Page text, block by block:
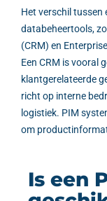
Het verschil tussen
databeheertools,
(CRM) en
Een CRM is vooral
klantgerelateerde
richt op interne
logistiek. PIM
om
Is een